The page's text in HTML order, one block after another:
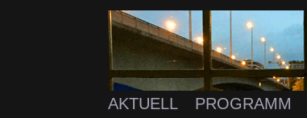
AKTUELL PROGRAMM